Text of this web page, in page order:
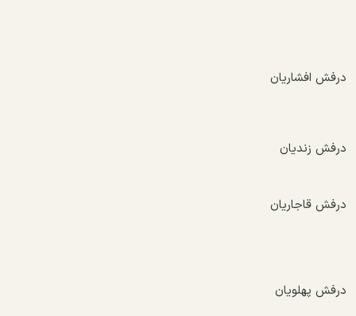
درفش افشاریان
درفش زندیان
درفش قاجاریان
درفش پهلویان